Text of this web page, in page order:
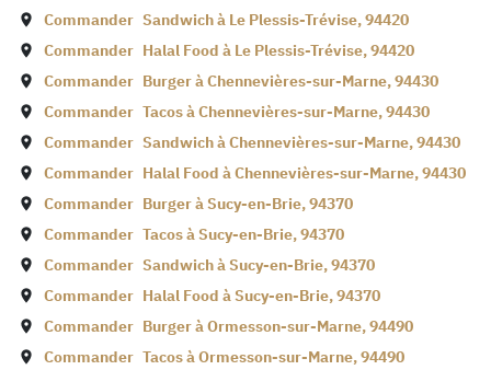
Commander Sandwich à Le Plessis-Trévise,94420
Commander Halal Food à Le Plessis-Trévise,94420
Commander Burger àChennevières-sur-Marne,94430
Commander Tacos àChennevières-sur-Marne,94430
Commander Sandwich àChennevières-sur-Marne,94430
Commander Halal Food àChennevières-sur-Marne,94430
Commander Burger àSucy-en-Brie,94370
Commander Tacos àSucy-en-Brie,94370
Commander Sandwich àSucy-en-Brie,94370
Commander Halal Food àSucy-en-Brie,94370
Commander Burger àOrmesson-sur-Marne,94490
Commander Tacos àOrmesson-sur-Marne,94490